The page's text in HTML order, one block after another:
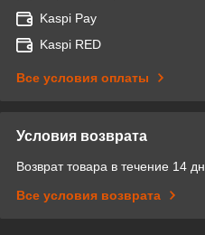
Kaspi Pay
Kaspi RED
Все условия оплаты
Условия возврата
Возврат товара в течение 14
Все условия возврата